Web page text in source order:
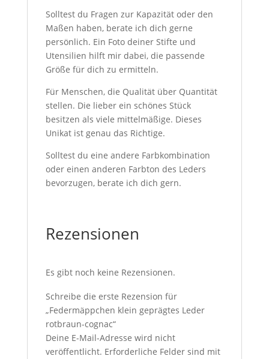
Solltest du Fragen zur Kapazität oder den
Maßen haben, berate ich dich gerne
persönlich. Ein Foto deiner Stifte und
Utensilien hilft mir dabei, die passende
Größe für dich zu ermitteln.
Für Menschen, die Qualität über Quantität
stellen. Die lieber ein schönes Stück
besitzen als viele mittelmäßige. Dieses
Unikat ist genau das Richtige.
Solltest du eine andere Farbkombination
oder einen anderen Farbton des Leders
bevorzugen, berate ich dich gern.
Rezensionen
Es gibt noch keine Rezensionen.
Schreibe die erste Rezension für
„Federmäppchen klein geprägtes Leder
rotbraun-cognac“
Deine E-Mail-Adresse wird nicht
veröffentlicht. Erforderliche Felder sind mit